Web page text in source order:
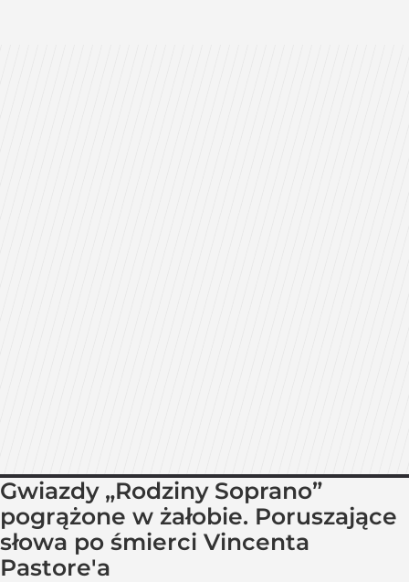
Gwiazdy „Rodziny Soprano”
pogrążone w żałobie. Poruszające
słowa po śmierci Vincenta
Pastore'a